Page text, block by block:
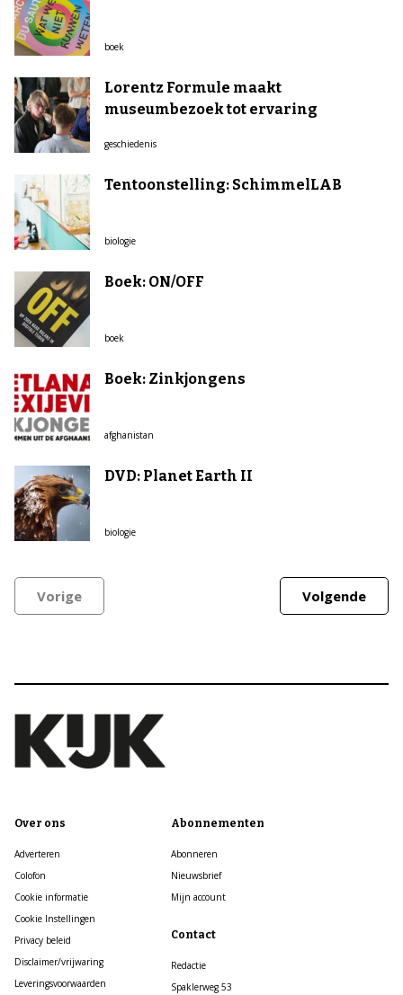
boek
Lorentz Formule maakt
museumbezoek tot ervaring
geschiedenis
Tentoonstelling: SchimmelLAB
biologie
Boek: ON/OFF
boek
Boek: Zinkjongens
afghanistan
DVD: Planet Earth II
biologie
Vorige Volgende
Over ons
Adverteren
Colofon
Cookie informatie
Cookie Instellingen
Privacy beleid
Disclaimer/vrijwaring
Leveringsvoorwaarden
Abonnementen
Abonneren
Nieuwsbrief
Mijn account
Contact
Redactie
Spaklerweg 53